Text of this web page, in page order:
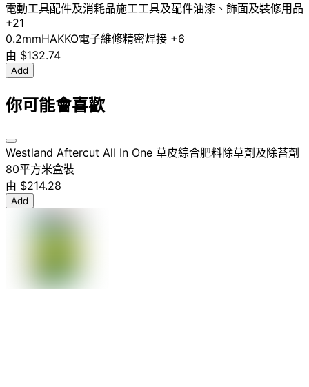
電動工具配件及消耗品施工工具及配件油漆、飾面及裝修用品
+21
0.2mmHAKKO電子維修精密焊接 +6
由 $132.74
Add
你可能會喜歡
Westland Aftercut All In One 草皮綜合肥料除草劑及除苔劑
80平方米盒裝
由 $214.28
Add